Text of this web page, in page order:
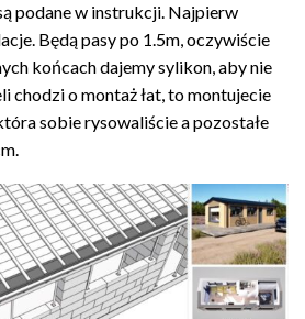
podane w instrukcji. Najpierw
Będą pasy po 1.5m, oczywiście
końcach dajemy sylikon, aby nie
chodzi o montaż łat, to montujecie
sobie rysowaliście a pozostałe